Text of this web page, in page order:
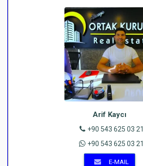
Arif Kaycı
+90 543 625 03 21
+90 543 625 03 21
E-MAIL